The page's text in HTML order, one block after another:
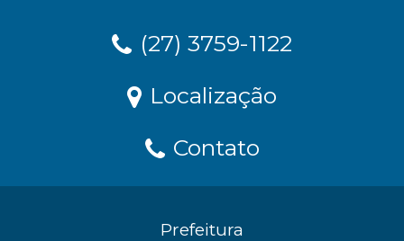
(27) 3759-1122
Localização
Contato
Prefeitura